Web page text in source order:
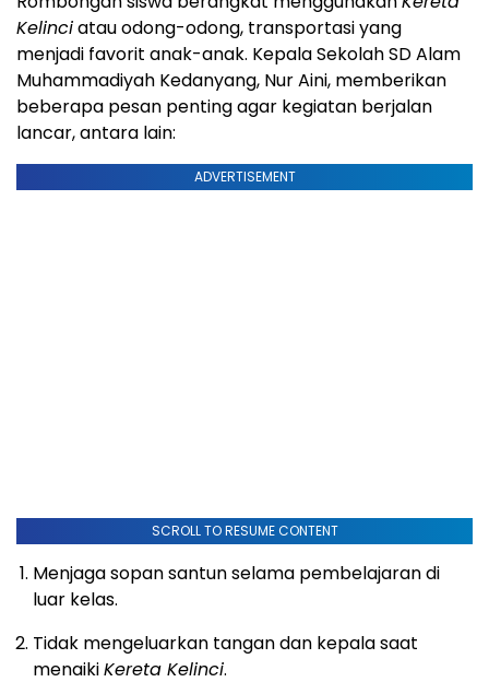
Kelinciatau odong-odong, transportasi yang
menjadi favorit anak-anak. Kepala Sekolah SD Alam
Muhammadiyah Kedanyang, Nur Aini, memberikan
beberapa pesan penting agar kegiatan berjalan
lancar, antara lain:
ADVERTISEMENT
SCROLL TO RESUME CONTENT
Menjaga sopan santun selama pembelajaran di
luar kelas.
Tidak mengeluarkan tangan dan kepala saat
menaikiKereta Kelinci.